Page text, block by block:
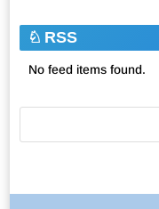
RSS
No feed items found.